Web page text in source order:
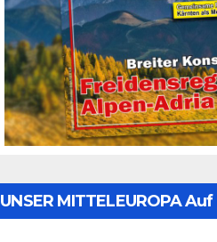
UNSER MITTELEUROPA